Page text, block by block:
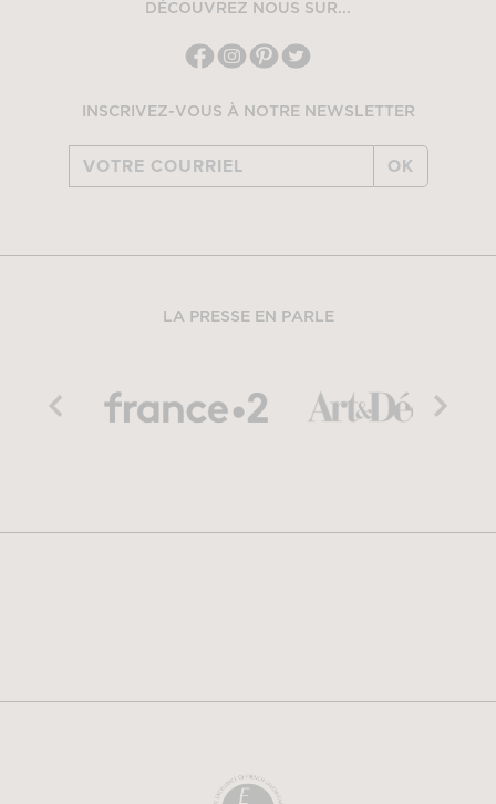
DÉCOUVREZ NOUS SUR...
INSCRIVEZ-VOUS À NOTRE NEWSLETTER
OK
LA PRESSE EN PARLE